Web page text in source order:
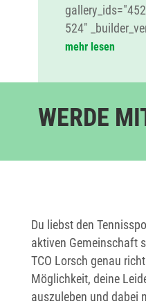
524"
mehr lesen
WERDE
Du liebst den
aktiven Gemeinschaft
TCO Lorsch genau
Möglichkeit, deine
auszuleben und dabei